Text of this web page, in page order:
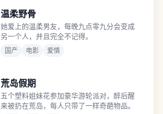
温柔野骨
她爱上的温柔男友，每晚九点零九分会变成
另一个人，并且完全不记得。
国产 电影 爱情
荒岛假期
五个塑料姐妹花参加豪华游轮派对，醉后醒
来被扔在荒岛，每人只带了一样奇葩物品。